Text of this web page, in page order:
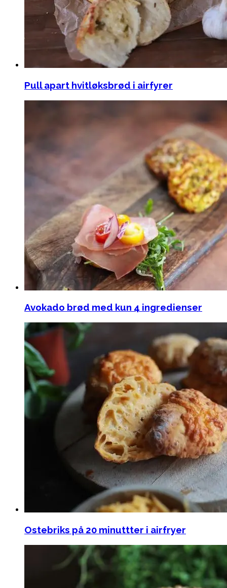
Pull apart hvitløksbrød i airfyrer
Avokado brød med kun 4 ingredienser
Ostebriks på 20 minuttter i airfryer